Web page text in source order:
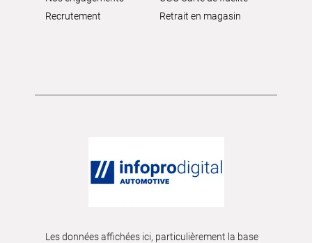
Recrutement
Retrait en magasin
Les données affichées ici, particulièrement la base